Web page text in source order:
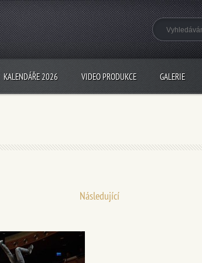
KALENDÁŘE 2026 VIDEO PRODUKCE GALERIE
Následující